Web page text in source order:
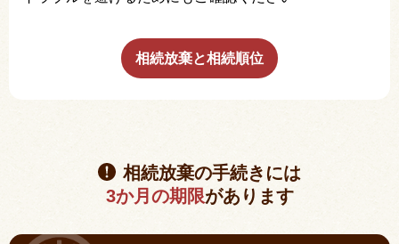
相続放棄と相続順位
相続放棄の手続きには
3か月の期限があります